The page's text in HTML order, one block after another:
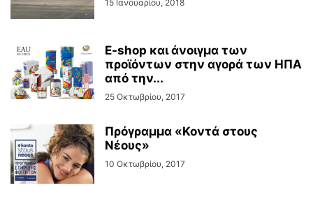
15 Ιανουαρίου, 2018
E-shop και άνοιγμα των
προϊόντων στην αγορά των ΗΠΑ
από την...
25 Οκτωβρίου, 2017
Πρόγραμμα «Κοντά στους
Νέους»
10 Οκτωβρίου, 2017